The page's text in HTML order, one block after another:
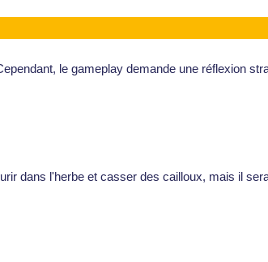
le gameplay demande une réflexion
dans l'herbe et casser des cailloux, mais il